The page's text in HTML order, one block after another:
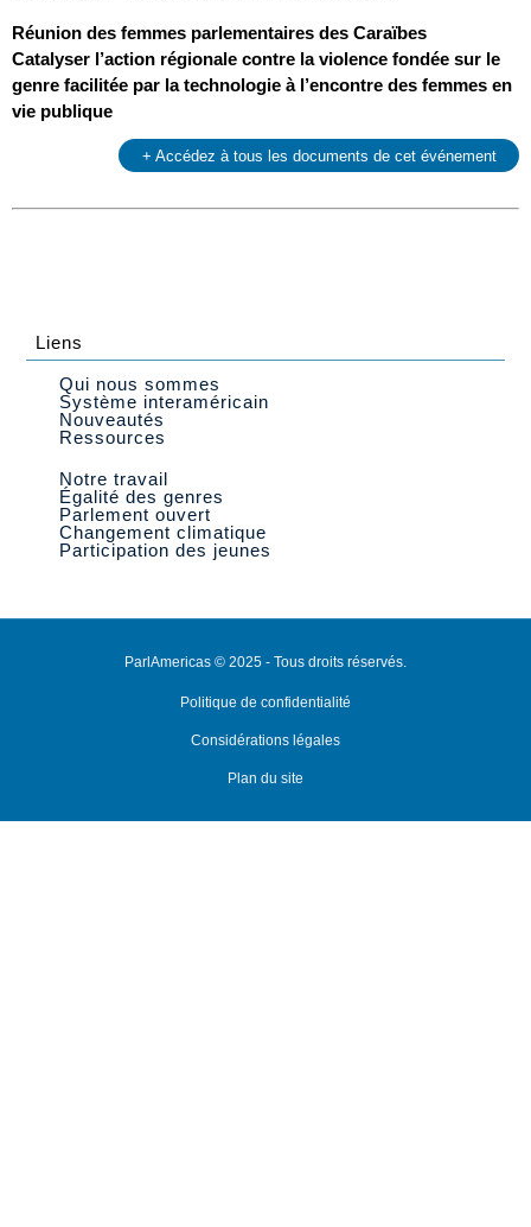
Réunion des femmes parlementaires des Caraïbes
Catalyser l’action régionale contre la violence fondée sur le
genre facilitée par la technologie à l’encontre des femmes en
vie publique
+ Accédez à tous les documents de cet événement
Liens
Qui nous sommes
Système interaméricain
Nouveautés
Ressources
Notre travail
Égalité des genres
Parlement ouvert
Changement climatique
Participation des jeunes
ParlAmericas © 2025 - Tous droits réservés.
Politique de confidentialité
Considérations légales
Plan du site